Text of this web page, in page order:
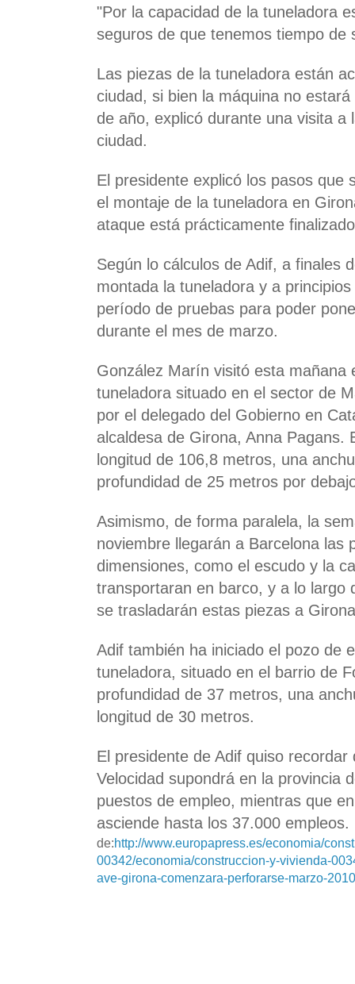
"Por la capacidad de la tuneladora
seguros de que tenemos tiempo de
Las piezas de la tuneladora están
ciudad, si bien la máquina no
de año, explicó durante una visita a
ciudad.
El presidente explicó los pasos que
el montaje de la tuneladora en
ataque está prácticamente
Según lo cálculos de Adif, a finales
montada la tuneladora y a
período de pruebas para poder
durante el mes de marzo.
González Marín visitó esta mañana
tuneladora situado en el sector de
por el delegado del Gobierno en
alcaldesa de Girona, Anna Pagans.
longitud de 106,8 metros, una
profundidad de 25 metros por
Asimismo, de forma paralela, la
noviembre llegarán a Barcelona las
dimensiones, como el escudo y la
transportaran en barco, y a lo largo
se trasladarán estas piezas a
Adif también ha iniciado el pozo de
tuneladora, situado en el barrio de
profundidad de 37 metros, una
longitud de 30 metros.
El presidente de Adif quiso recordar
Velocidad supondrá en la provincia
puestos de empleo, mientras que
asciende hasta los 37.000 empleos.
de:http://www.europapress.es/economia/
00342/economia/construccion-y-vivienda-
ave-girona-comenzara-perforarse-marzo-